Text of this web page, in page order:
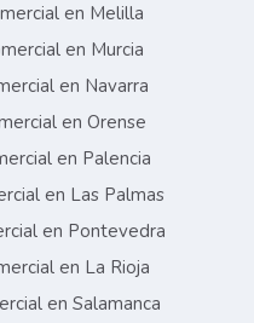
en Melilla
en Murcia
en Navarra
en Orense
en Palencia
en Las Palmas
en Pontevedra
en La Rioja
en Salamanca